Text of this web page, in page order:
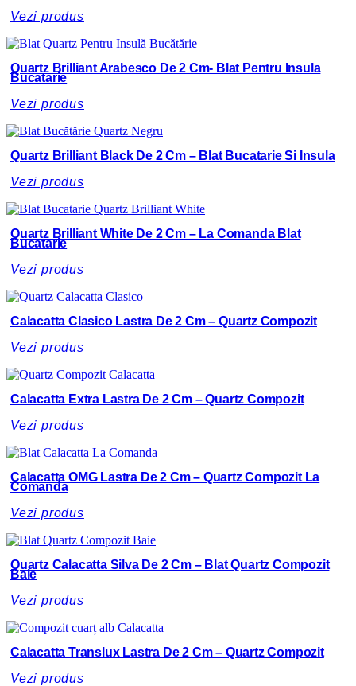
Vezi produs
Quartz Brilliant Arabesco De 2 Cm- Blat Pentru Insula
Bucatarie
Vezi produs
Quartz Brilliant Black De 2 Cm – Blat Bucatarie Si Insula
Vezi produs
Quartz Brilliant White De 2 Cm – La Comanda Blat
Bucatarie
Vezi produs
Calacatta Clasico Lastra De 2 Cm – Quartz Compozit
Vezi produs
Calacatta Extra Lastra De 2 Cm – Quartz Compozit
Vezi produs
Calacatta OMG Lastra De 2 Cm – Quartz Compozit La
Comanda
Vezi produs
Quartz Calacatta Silva De 2 Cm – Blat Quartz Compozit
Baie
Vezi produs
Calacatta Translux Lastra De 2 Cm – Quartz Compozit
Vezi produs